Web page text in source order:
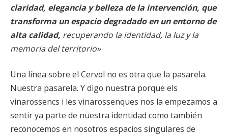
claridad, elegancia y belleza de la intervención, que
transforma un espacio degradado en un entorno de
alta calidad, recuperando la identidad, la luz y la
memoria del territorio»
Una línea sobre el Cervol no es otra que la pasarela.
Nuestra pasarela. Y digo nuestra porque els
vinarossencs i les vinarossenques nos la empezamos a
sentir ya parte de nuestra identidad como también
reconocemos en nosotros espacios singulares de